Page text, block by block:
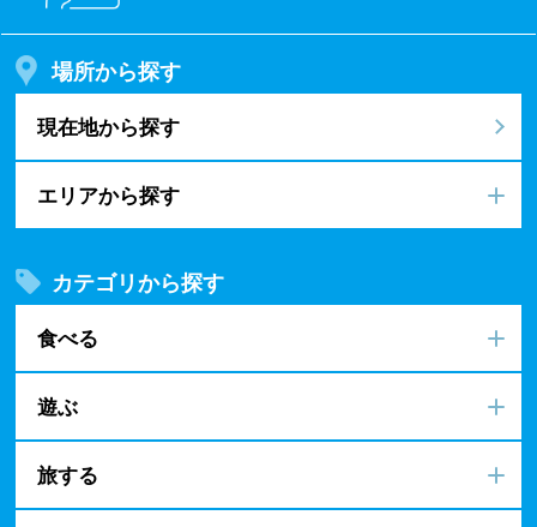
場所から探す
現在地から探す
エリアから探す
カテゴリから探す
食べる
遊ぶ
旅する